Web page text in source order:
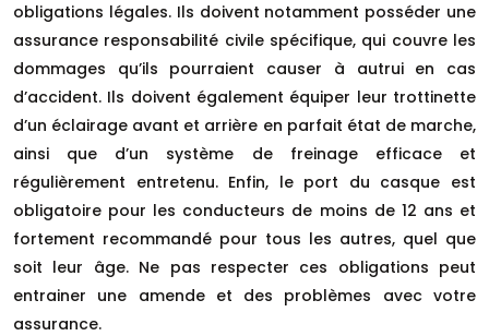
obligations légales. Ils doivent notamment posséder une
assurance responsabilité civile spécifique, qui couvre les
dommages qu’ils pourraient causer à autrui en cas
d’accident. Ils doivent également équiper leur trottinette
d’un éclairage avant et arrière en parfait état de marche,
ainsi que d’un système de freinage efficace et
régulièrement entretenu. Enfin, le port du casque est
obligatoire pour les conducteurs de moins de 12 ans et
fortement recommandé pour tous les autres, quel que
soit leur âge. Ne pas respecter ces obligations peut
entrainer une amende et des problèmes avec votre
assurance.